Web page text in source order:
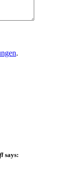
.
says: